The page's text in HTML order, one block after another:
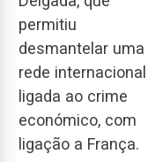
permitiu
desmantelar uma
rede internacional
ligada ao crime
económico, com
ligação a França.